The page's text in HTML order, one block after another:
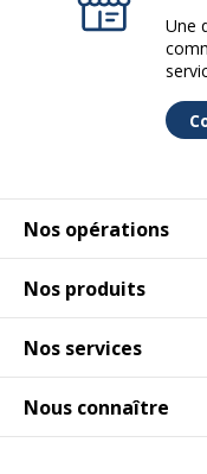
Nos opérations
Nos produits
Nos services
Nous connaître
Une